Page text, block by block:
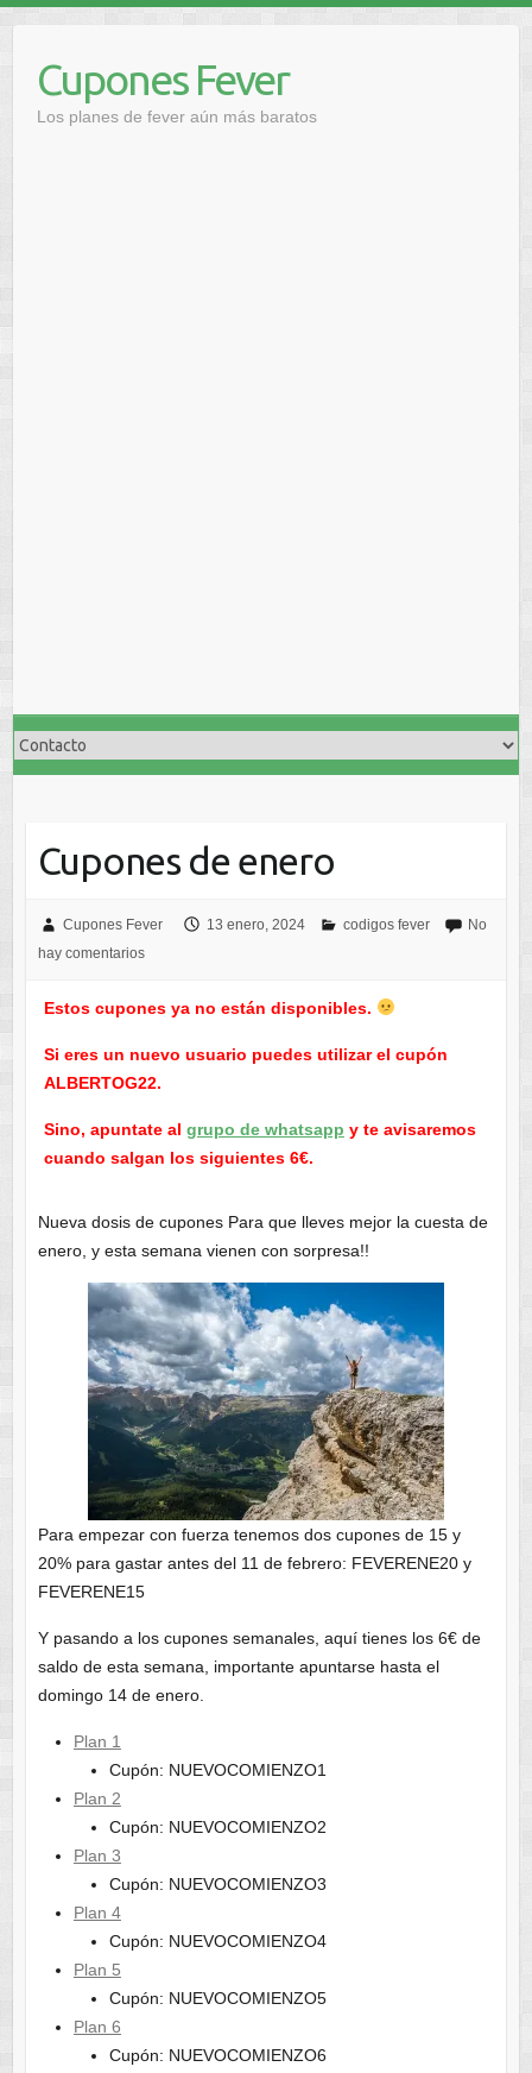
contenidoCupones Fever
Los planes de fever aún más baratos
Cupones de enero
Cupones Fever 13 enero, 2024 codigos fever
No
hay comentarios
Estos cupones ya no están disponibles.
Si eres un nuevo usuario puedes utilizar el cupón
ALBERTOG22.
Sino, apuntate al grupo de whatsapp y te avisaremos
cuando salgan los siguientes 6€.
Nueva dosis de cupones Para que lleves mejor la cuesta de
enero, y esta semana vienen con sorpresa!!
Para empezar con fuerza tenemos dos cupones de 15 y
20% para gastar antes del 11 de febrero: FEVERENE20 y
FEVERENE15
Y pasando a los cupones semanales, aquí tienes los 6€ de
saldo de esta semana, importante apuntarse hasta el
domingo 14 de enero.
Plan 1
Cupón: NUEVOCOMIENZO1
Plan 2
Cupón: NUEVOCOMIENZO2
Plan 3
Cupón: NUEVOCOMIENZO3
Plan 4
Cupón: NUEVOCOMIENZO4
Plan 5
Cupón: NUEVOCOMIENZO5
Plan 6
Cupón: NUEVOCOMIENZO6